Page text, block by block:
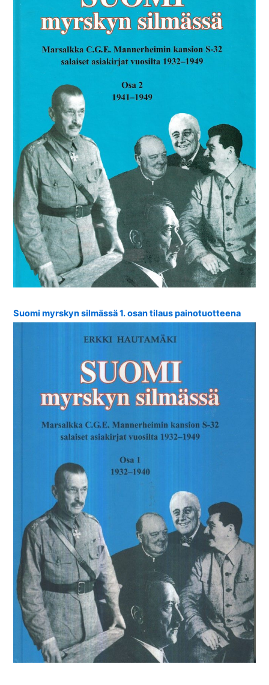
Suomi myrskyn silmässä 1. osan tilaus painotuotteena